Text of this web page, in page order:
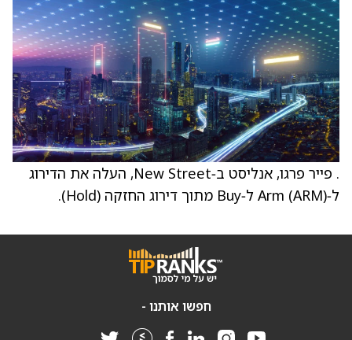
. פייר פרגו, אנליסט ב‑New Street, העלה את הדירוג
ל‑Arm (ARM) ל‑Buy מתוך דירוג החזקה (Hold).
חפשו אותנו -